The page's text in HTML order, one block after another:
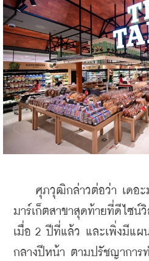
ศุภวุฒิกล่าวต่อว่า เดอะม
มาร์เก็ตสาขาสุดท้ายที่ดีไซน์
เมื่อ 2 ปีที่แล้ว และเพิ่งมีแผ
กลางปีหน้า ตามปรัชญาการ